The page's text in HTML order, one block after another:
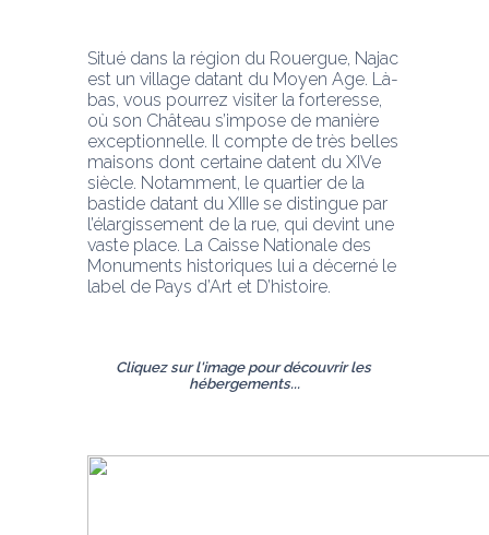
Situé dans la région du Rouergue, Najac
est un village datant du Moyen Age. Là-
bas, vous pourrez visiter la forteresse,
où son Château s’impose de manière
exceptionnelle. Il compte de très belles
maisons dont certaine datent du XIVe
siècle. Notamment, le quartier de la
bastide datant du XIIIe se distingue par
l’élargissement de la rue, qui devint une
vaste place. La Caisse Nationale des
Monuments historiques lui a décerné le
label de Pays d’Art et D’histoire.
Cliquez sur l'image pour découvrir les
hébergements...